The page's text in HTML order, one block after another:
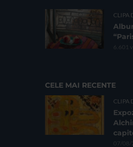
CLIPA
6.601
CELE MAI RECENTE
CLIPA
07/